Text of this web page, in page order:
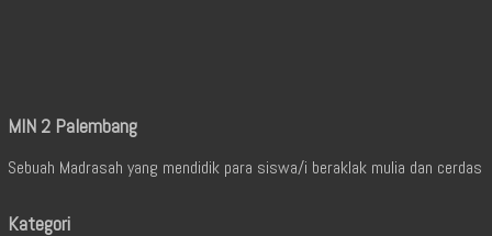
MIN 2 Palembang
Sebuah Madrasah yang mendidik para siswa/i beraklak mulia dan cerdas
Kategori